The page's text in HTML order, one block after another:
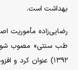
بهداشت است.
رضایی‌زاده مأموریت
طب سنتی» مصوب
۱۳۹۲) عنوان کرد